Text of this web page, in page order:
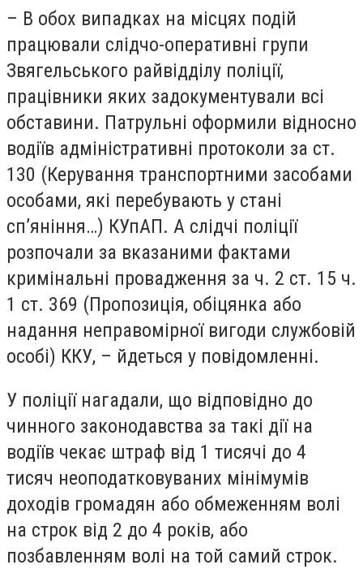
– В обох випадках на місцях подій
працювали слідчо-оперативні групи
Звягельського райвідділу поліції,
працівники яких задокументували всі
обставини. Патрульні оформили відносно
водіїв адміністративні протоколи за ст.
130 (Керування транспортними засобами
особами, які перебувають у стані
сп’яніння…) КУпАП. А слідчі поліції
розпочали за вказаними фактами
кримінальні провадження за ч. 2 ст. 15 ч.
1 ст. 369 (Пропозиція, обіцянка або
надання неправомірної вигоди службовій
особі) ККУ, – йдеться у повідомленні.
У поліції нагадали, що відповідно до
чинного законодавства за такі дії на
водіїв чекає штраф від 1 тисячі до 4
тисяч неоподатковуваних мінімумів
доходів громадян або обмеженням волі
на строк від 2 до 4 років, або
позбавленням волі на той самий строк.